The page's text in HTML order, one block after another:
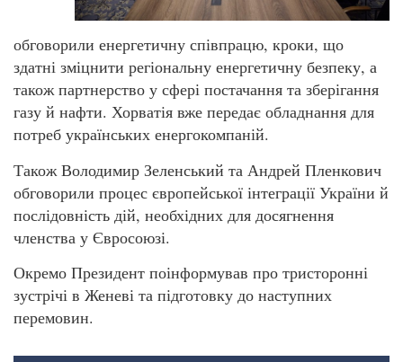
обговорили енергетичну співпрацю, кроки, що
здатні зміцнити регіональну енергетичну безпеку, а
також партнерство у сфері постачання та зберігання
газу й нафти. Хорватія вже передає обладнання для
потреб українських енергокомпаній.
Також Володимир Зеленський та Андрей Пленкович
обговорили процес європейської інтеграції України й
послідовність дій, необхідних для досягнення
членства у Євросоюзі.
Окремо Президент поінформував про тристоронні
зустрічі в Женеві та підготовку до наступних
перемовин.